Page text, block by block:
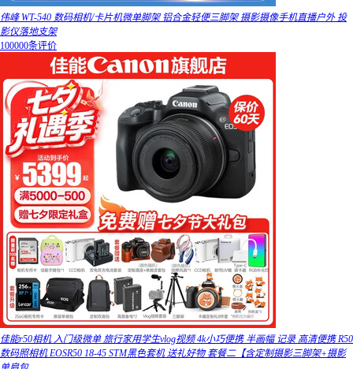
伟峰 WT-540 数码相机/卡片机微单脚架 铝合金轻便三脚架 摄影摄像手机直播户外 投
影仪落地支架
100000条评价
佳能r50相机 入门级微单 旅行家用学生vlog视频 4k小巧便携 半画幅 记录 高清便携 R50
数码照相机 EOSR50 18-45 STM黑色套机 送礼好物 套餐二【含定制摄影三脚架+摄影